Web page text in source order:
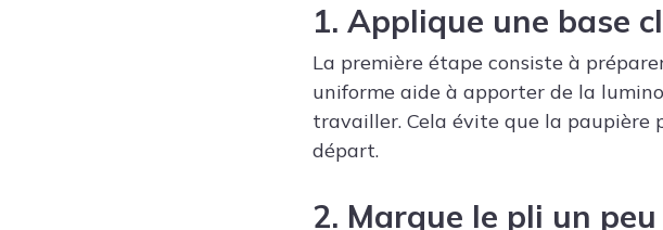
1. Applique une base
La première étape consiste à
uniforme aide à apporter de la
travailler. Cela évite que la paupière
départ.
2. Marque le pli un